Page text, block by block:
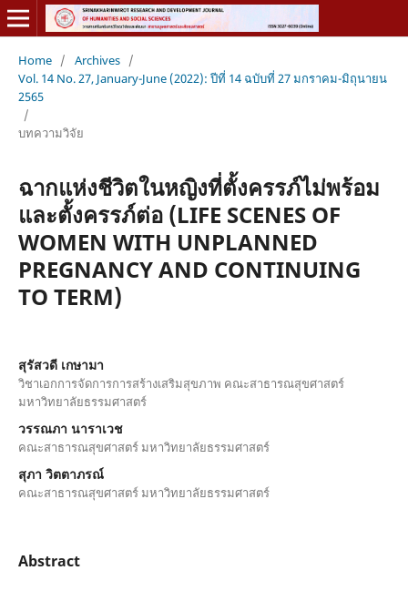
Home / Archives /
Vol. 14 No. 27, January-June (2022): ปีที่ 14 ฉบับที่ 27 มกราคม-มิถุนายน
2565
/
บทความวิจัย
ฉากแห่งชีวิตในหญิงที่ตั้งครรภ์ไม่พร้อม
และตั้งครรภ์ต่อ (LIFE SCENES OF
WOMEN WITH UNPLANNED
PREGNANCY AND CONTINUING
TO TERM)
สุรัสวดี เกษามา
วิชาเอกการจัดการการสร้างเสริมสุขภาพ คณะสาธารณสุขศาสตร์
มหาวิทยาลัยธรรมศาสตร์
วรรณภา นาราเวช
คณะสาธารณสุขศาสตร์ มหาวิทยาลัยธรรมศาสตร์
สุภา วิตตาภรณ์
คณะสาธารณสุขศาสตร์ มหาวิทยาลัยธรรมศาสตร์
Abstract